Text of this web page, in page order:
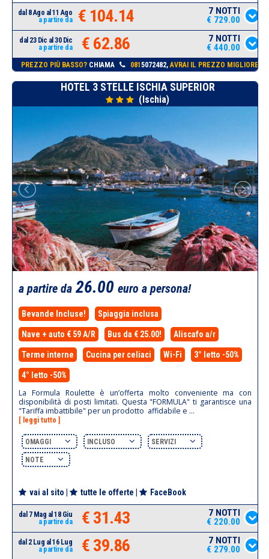
dal 8 Ago al 11 Ago
a partire da
€ 104.14
7 NOTTI
€ 729.00
dal 23 Dic al 30 Dic
a partire da
€ 62.86
7 NOTTI
€ 440.00
PREZZO PIÙ BASSO?CHIAMA 0815072482, AVRAI IL PREZZO MIGLIORE!
HOTEL 3 STELLE ISCHIA SUPERIOR
(Ischia)
a partire da 26.00 euro a persona!
Bevande Incluse! Spiaggia inclusa
Nave + auto € 59 A/R Bus da € 25.00! Aliscafo a/r
Terme interne Cucina per celiaci Wi-Fi 3° letto -50%
4° letto -50%
La Formula Roulette è un’offerta molto conveniente ma con
disponibilità di posti limitati. Questa "FORMULA" ti garantisce una
"Tariffa imbattibile" per un prodotto affidabile e ...
[ leggi tutto ]
OMAGGI INCLUSO SERVIZI
NOTE
vai al sito tutte le offerte FaceBook
dal 7 Mag al 18 Giu
a partire da
€ 31.43
7 NOTTI
€ 220.00
dal 2 Lug al 16 Lug
a partire da
€ 39.86
7 NOTTI
€ 279.00